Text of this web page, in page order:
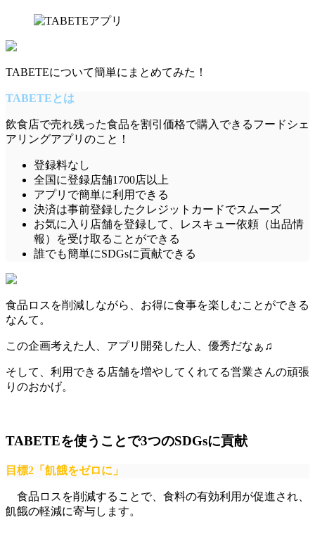
TABETEについて簡単にまとめてみた！
TABETEとは
飲食店で売れ残った食品を割引価格で購入できるフードシェ
アリングアプリ のこと！
登録料なし
全国に登録店舗1700店以上
アプリで簡単に利用できる
決済は事前登録した クレジットカードでスムーズ
お気に入り店舗を登録して、 レスキュー依頼 （出品情
報）を受け取る ことができる
誰でも簡単にSDGsに貢献できる
食品ロスを削減しながら、お得に食事を楽しむことができる
なんて。
この企画考えた人、アプリ開発した人、優秀だなぁ♫
そして、利用できる店舗を増やしてくれてる営業さんの頑張
りのおかげ。
TABETEを使うことで3つのSDGsに貢献
目標2「飢餓をゼロに」
食品ロスを削減することで、食料の有効利用が促進され、
飢餓の軽減に寄与します。